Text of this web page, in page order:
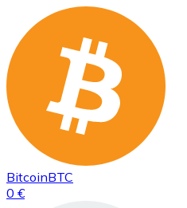
BitcoinBTC
0 €